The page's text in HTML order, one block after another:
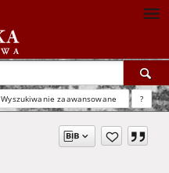
Wyszukiwanie zaawansowane ?